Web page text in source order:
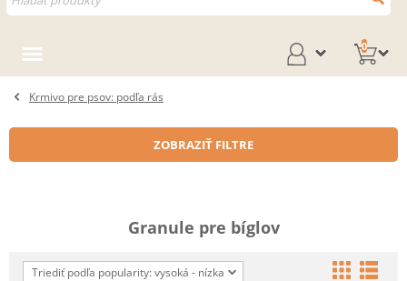
0
Krmivo pre psov: podľa rás
ZOBRAZIŤ FILTRE
Granule pre bíglov
Triediť podľa popularity: vysoká - nízka